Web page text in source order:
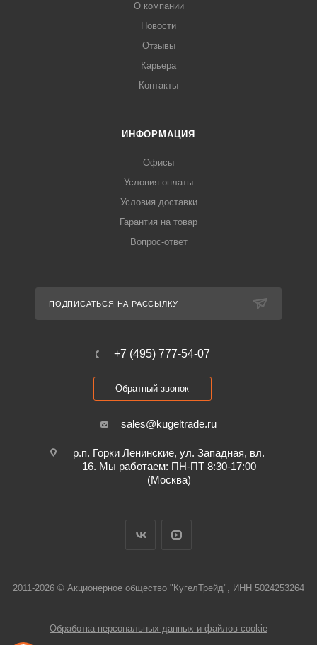
О компании
Новости
Отзывы
Карьера
Контакты
ИНФОРМАЦИЯ
Офисы
Условия оплаты
Условия доставки
Гарантия на товар
Вопрос-ответ
ПОДПИСАТЬСЯ НА РАССЫЛКУ
+7 (495) 777-54-07
Обратный звонок
sales@kugeltrade.ru
р.п. Горки Ленинские, ул. Западная, вл.
16. Мы работаем: ПН-ПТ 8:30-17:00
(Москва)
2011-2026 © Акционерное общество "КугелТрейд", ИНН 5024253264
Обработка персональных данных и файлов cookie